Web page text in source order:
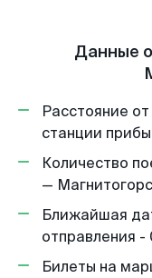
Данные
Расстояние
станции
Количество
—
Ближайшая
отправления
Билеты на